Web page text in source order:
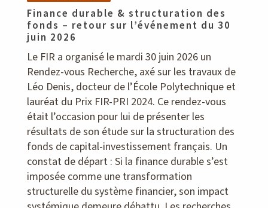
Finance durable & structuration des
fonds – retour sur l’événement du 30
juin 2026
Le FIR a organisé le mardi 30 juin 2026 un
Rendez-vous Recherche, axé sur les travaux de
Léo Denis, docteur de l’École Polytechnique et
lauréat du Prix FIR-PRI 2024. Ce rendez-vous
était l’occasion pour lui de présenter les
résultats de son étude sur la structuration des
fonds de capital-investissement français. Un
constat de départ : Si la finance durable s’est
imposée comme une transformation
structurelle du système financier, son impact